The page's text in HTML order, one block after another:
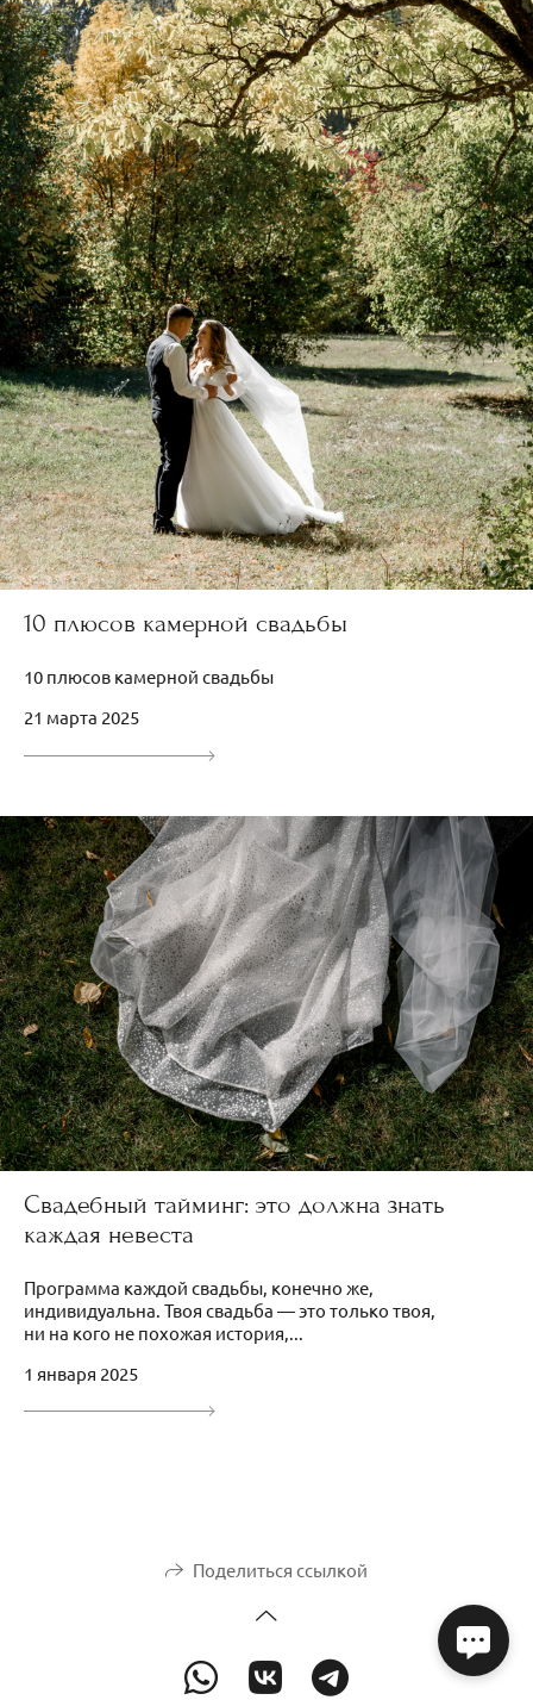
10 плюсов камерной свадьбы
10 плюсов камерной свадьбы
21 марта 2025
Свадебный тайминг: это должна знать
каждая невеста
Программа каждой свадьбы, конечно же,
индивидуальна. Твоя свадьба — это только твоя,
ни на кого не похожая история,...
1 января 2025
Поделиться ссылкой